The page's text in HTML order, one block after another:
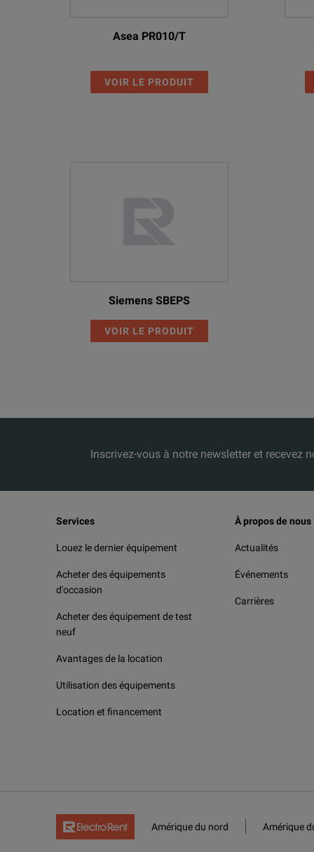
Asea PR010/T
VOIR LE PRODUIT
Siemens SBEPS
VOIR LE PRODUIT
Inscrivez-vous à notre newsletter et recevez
Services
Louez le dernier équipement
Acheter des équipements
d'occasion
Acheter des équipement de test
neuf
Avantages de la location
Utilisation des équipements
Location et financement
À propos de nous
Actualités
Événements
Carrières
Amérique du nord Amérique